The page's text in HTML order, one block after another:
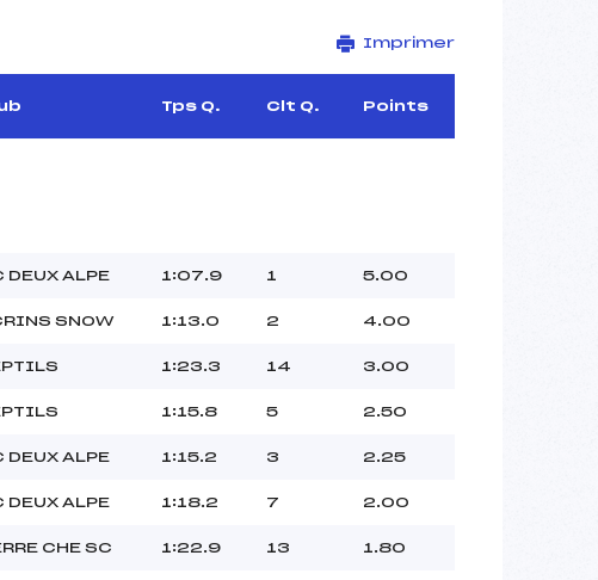
–
:
–
:
:
Imprimer
Tps Q. Clt Q. Points
DEUX ALPE 1:07.9 1 5.00
SNOW 1:13.0 2 4.00
1:23.3 14 3.00
1:15.8 5 2.50
DEUX ALPE 1:15.2 3 2.25
DEUX ALPE 1:18.2 7 2.00
CHE SC 1:22.9 13 1.80